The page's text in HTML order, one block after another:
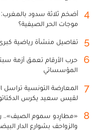
4
أضخم ثلاثة سدود
موجات الحر الصيفية؟
5 تفاصيل منشأة رياضية كبرى
6
حرب الأرقام تعمق أزمة
المؤسساتي
7
المعارضة التونسية تراسل
لقيس سعيد يكرس
8
«مطارِدو سموم الصيف»..
والزواحف بشوارع الدار